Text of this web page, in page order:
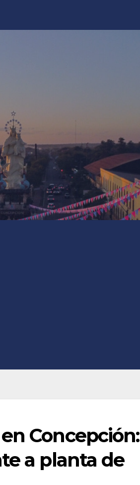
Concepción:
a planta de